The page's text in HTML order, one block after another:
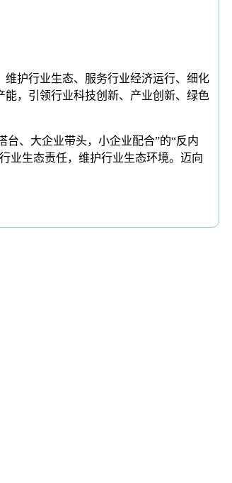
护行业生态、服务行业经济运行、细化
，引领行业科技创新、产业创新、绿色
、大企业带头，小企业配合”的“反内
业生态责任，维护行业生态环境。迈向